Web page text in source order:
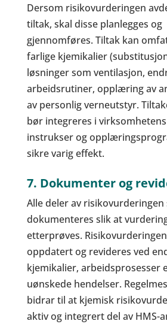
Dersom risikovurderingen
tiltak, skal disse planlegges og
gjennomføres. Tiltak kan
farlige kjemikalier
løsninger som ventilasjon,
arbeidsrutiner, opplæring av
av personlig verneutstyr.
bør integreres i
instrukser og
sikre varig effekt.
7. Dokumenter og
Alle deler av risikovurderingen
dokumenteres slik at
etterprøves.
oppdatert og revideres ved
kjemikalier, arbeidsprosesser
uønskede hendelser.
bidrar til at kjemisk
aktiv og integrert del av HMS-